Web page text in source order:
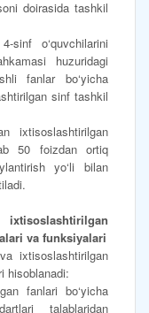
doirasida tashkil
sinf o‘quvchilarini
huzuridagi
fanlar bo‘yicha
sinf tashkil
ixtisoslashtirilgan
50 foizdan ortiq
yo‘li bilan
va funksiyalari
ixtisoslashtirilgan
hisoblanadi:
fanlari bo‘yicha
talablaridan